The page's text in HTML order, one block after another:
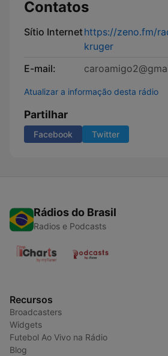
Contatos
Sítio Internethttps://zeno.fm/
kruger
E-mail:
Atualizar a informação desta rádio
Partilhar
Facebook Twitter
Rádios do Brasil
Radios e Podcasts
Recursos
Broadcasters
Widgets
Futebol Ao Vivo na Rádio
Blog